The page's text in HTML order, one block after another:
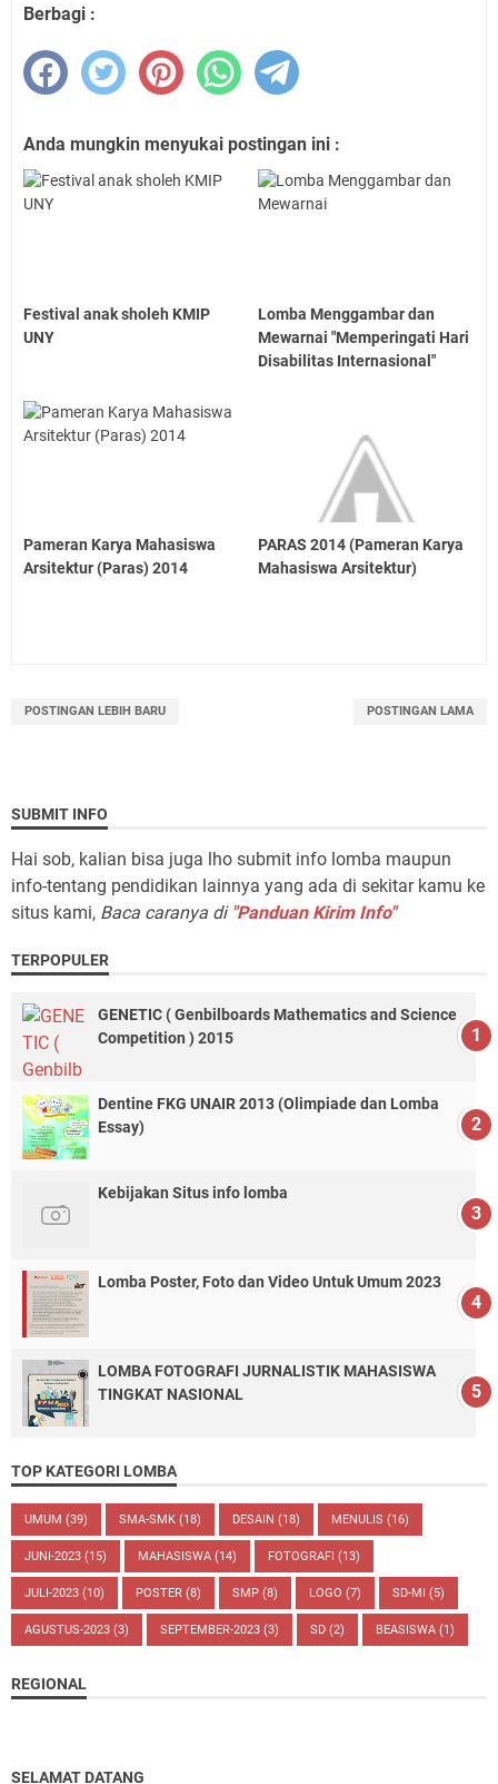
Berbagi :
Anda mungkin menyukai postingan ini :
Festival anak sholeh KMIP
UNY
Lomba Menggambar dan
Mewarnai "Memperingati Hari
Disabilitas Internasional"
Pameran Karya Mahasiswa
Arsitektur (Paras) 2014
PARAS 2014 (Pameran Karya
Mahasiswa Arsitektur)
POSTINGAN LEBIH BARU POSTINGAN LAMA
SUBMIT INFO
Hai sob, kalian bisa juga lho submit info lomba maupun
info-tentang pendidikan lainnya yang ada di sekitar kamu ke
situs kami, Baca caranya di "Panduan Kirim Info"
TERPOPULER
GENETIC ( Genbilboards Mathematics and Science
Competition ) 2015
Dentine FKG UNAIR 2013 (Olimpiade dan Lomba
Essay)
Kebijakan Situs info lomba
Lomba Poster, Foto dan Video Untuk Umum 2023
LOMBA FOTOGRAFI JURNALISTIK MAHASISWA
TINGKAT NASIONAL
TOP KATEGORI LOMBA
UMUM (39) SMA-SMK (18) DESAIN (18) MENULIS (16)
JUNI-2023 (15) MAHASISWA (14) FOTOGRAFI (13)
JULI-2023 (10) POSTER (8) SMP (8) LOGO (7) SD-MI (5)
AGUSTUS-2023 (3) SEPTEMBER-2023 (3) SD (2) BEASISWA (1)
REGIONAL
SELAMAT DATANG